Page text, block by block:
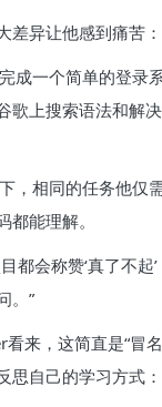
差异让他感到痛苦：
成一个简单的登录
歌上搜索语法和解
，相同的任务他仅
都能理解。
都会称赞‘真了不起
。”
来，这简直是“冒
思自己的学习方式：